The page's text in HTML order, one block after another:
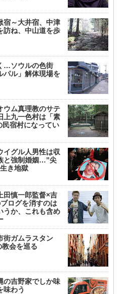
宿～大井宿、中津
訪ね、中山道を歩
…ソウルの色街
パル」解体現場を
ウム真理教のサテ
上九一色村は「素
宿村になってい
イグル人男性は収
と強制婚姻…”尖
き地獄
田慎一郎監督×吉
ログを消すのは
うか、これも含め
街ガムラスタン
会を巡る
の吉野家でしか味
味わう